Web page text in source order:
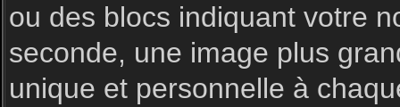
ou des blocs indiquant votre
seconde, une image plus
unique et personnelle à